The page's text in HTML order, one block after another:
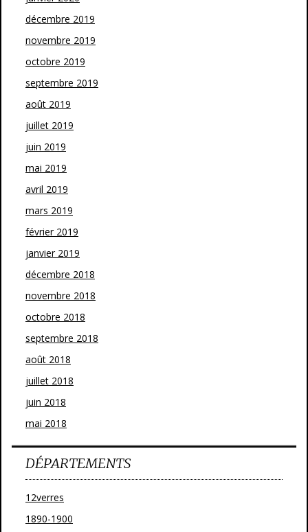
décembre 2019
novembre 2019
octobre 2019
septembre 2019
août 2019
juillet 2019
juin 2019
mai 2019
avril 2019
mars 2019
février 2019
janvier 2019
décembre 2018
novembre 2018
octobre 2018
septembre 2018
août 2018
juillet 2018
juin 2018
mai 2018
DÉPARTEMENTS
12verres
1890-1900